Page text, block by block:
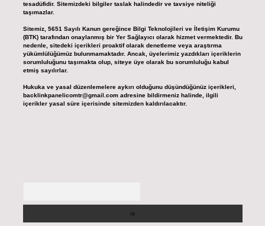
tesadüfidir. Sitemizdeki bilgiler taslak halindedir ve tavsiye niteliği
taşımazlar.
Sitemiz, 5651 Sayılı Kanun gereğince Bilgi Teknolojileri ve İletişim Kurumu
(BTK) tarafından onaylanmış bir Yer Sağlayıcı olarak hizmet vermektedir. Bu
nedenle, sitedeki içerikleri proaktif olarak denetleme veya araştırma
yükümlülüğümüz bulunmamaktadır. Ancak, üyelerimiz yazdıkları içeriklerin
sorumluluğunu taşımakta olup, siteye üye olarak bu sorumluluğu kabul
etmiş sayılırlar.
Hukuka ve yasal düzenlemelere aykırı olduğunu düşündüğünüz içerikleri,
backlinkpanelicomtr@gmail.comadresine bildirmeniz halinde, ilgili
içerikler yasal süre içerisinde sitemizden kaldırılacaktır.